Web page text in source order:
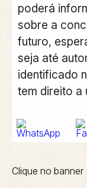
poderá
sobre a
futuro,
seja até
identificado
tem direito a
Clique no banner